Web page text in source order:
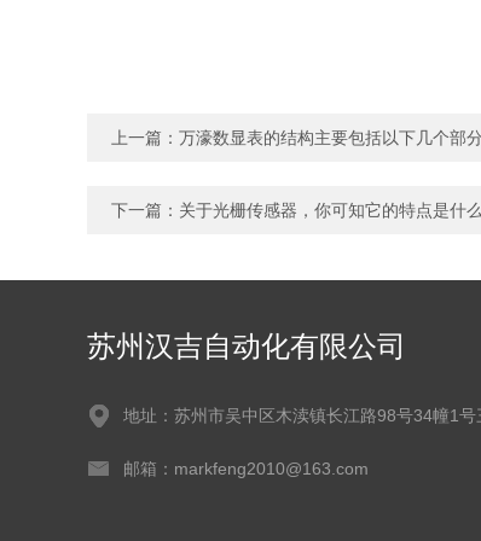
上一篇： 万濠数显表的结构主要包括以下几个部分
下一篇： 关于光栅传感器，你可知它的特点是什
苏州汉吉自动化有限公司
地址：苏州市吴中区木渎镇长江路98号34幢1号
邮箱：markfeng2010@163.com